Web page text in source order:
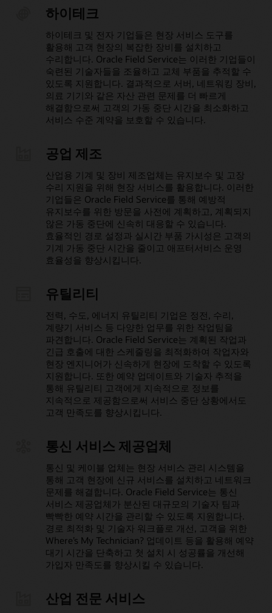
하이테크
하이테크 및 전자 기업들은 현장 서비스 도구를
활용해 고객 현장의 복잡한 장비를 설치하고
수리합니다. Oracle Field Service는 이러한 기업들이
숙련된 기술자들을 조율하고 교체 부품을 추적할 수
있도록 지원합니다. 결과적으로 서버, 네트워킹 장비,
의료 기기와 같은 자산 관련 문제를 더 빠르게
해결함으로써 고객의 가동 중단 시간을 최소화하고
서비스 수준 계약을 보호할 수 있습니다.
공업 제조
산업용 기계 및 장비 제조업체는 유지보수 및 고장
수리 지원을 위해 현장 서비스를 활용합니다. 이러한
기업들은 Oracle Field Service를 통해 예방적
유지보수를 위한 방문을 사전에 계획하고, 계획되지
않은 가동 중단에 신속히 대응할 수 있습니다.
효율적인 경로 설정과 실시간 부품 가시성은 고객의
기계 가동 중단 시간을 줄이고 애프터서비스 운영
효율성을 향상시킵니다.
유틸리티
전력, 수도, 에너지 유틸리티 기업은 정전, 수리,
계량기 서비스 등 다양한 업무를 위한 작업팀을
파견합니다. Oracle Field Service는 계획된 작업과
긴급 호출에 대한 스케줄링을 최적화하여 작업자와
현장 엔지니어가 신속하게 현장에 도착할 수 있도록
지원합니다. 또한 예약 업데이트와 기술자 추적을
통해 유틸리티 고객에게 지속적으로 정보를
지속적으로 제공함으로써 서비스 중단 상황에서도
고객 만족도를 향상시킵니다.
통신 서비스 제공업체
통신 및 케이블 업체는 현장 서비스 관리 시스템을
통해 고객 현장에 신규 서비스를 설치하고 네트워크
문제를 해결합니다. Oracle Field Service는 통신
서비스 제공업체가 분산된 대규모의 기술자 팀과
빡빡한 예약 시간을 관리할 수 있도록 지원합니다.
경로 최적화 및 기술자 워크플로 개선, 고객을 위한
Where’s My Technician? 업데이트 등을 활용해 예약
대기 시간을 단축하고 첫 설치 시 성공률을 개선해
가입자 만족도를 향상시킬 수 있습니다.
산업 전문 서비스